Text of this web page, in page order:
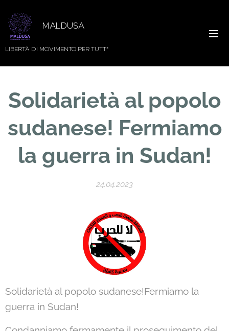
MALDUSA
LIBERTÀ DI MOVIMENTO PER TUTT*
Solidarietà al popolo
sudanese! Fermiamo
la guerra in Sudan!
24.04.2023
Solidarietà al popolo sudanese!Fermiamo la
guerra in Sudan!